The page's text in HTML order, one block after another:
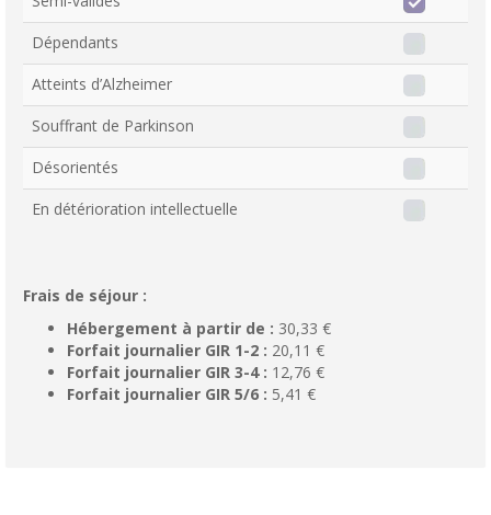
Dépendants
Atteints d’Alzheimer
Souffrant de Parkinson
Désorientés
En détérioration intellectuelle
Frais de séjour :
Hébergement à partir de : 30,33 €
Forfait journalier GIR 1-2 : 20,11 €
Forfait journalier GIR 3-4 : 12,76 €
Forfait journalier GIR 5/6 : 5,41 €